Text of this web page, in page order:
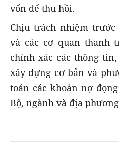
vốn để thu hồi.
Chịu trách nhiệm
và các cơ quan thanh
chính xác các thông
xây dựng cơ bản và
toán các khoản nợ
Bộ, ngành và địa